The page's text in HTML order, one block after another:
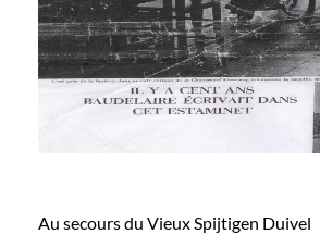
Au secours du Vieux Spijtigen Duivel